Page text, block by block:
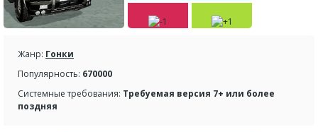
Жанр: Гонки
Популярность: 670000
Системные требования: Требуемая версия 7+ или более
поздняя